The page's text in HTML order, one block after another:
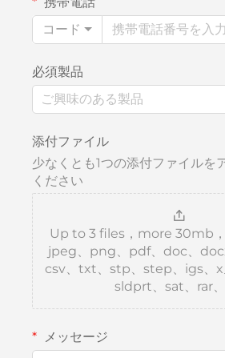
コード
必須製品
添付ファイル
少なくとも1つの添付ファイルを
ください
Up to 3 files，more 30mb
jpeg、png、pdf、doc、
csv、txt、stp、step、igs、
sldprt、sat、rar
メッセージ